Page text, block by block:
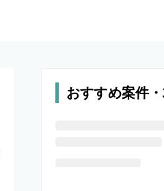
おすすめ案件